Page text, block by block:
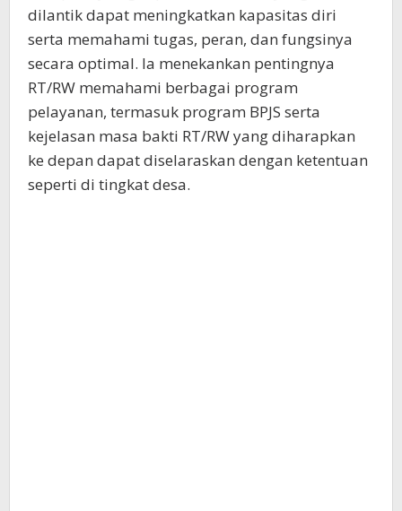
dilantik dapat meningkatkan kapasitas diri
serta memahami tugas, peran, dan fungsinya
secara optimal. Ia menekankan pentingnya
RT/RW memahami berbagai program
pelayanan, termasuk program BPJS serta
kejelasan masa bakti RT/RW yang diharapkan
ke depan dapat diselaraskan dengan ketentuan
seperti di tingkat desa.